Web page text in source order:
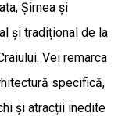
Șirnea și
și tradițional de la
Vei remarca
specifică,
și atracții inedite